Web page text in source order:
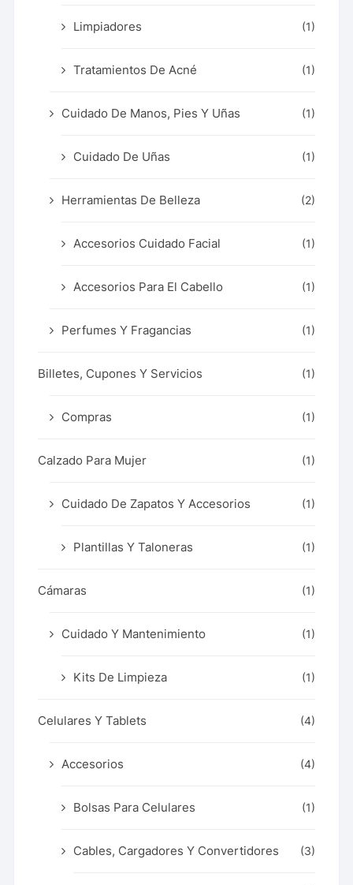
Limpiadores (1)
Tratamientos De Acné (1)
Cuidado De Manos, Pies Y Uñas (1)
Cuidado De Uñas (1)
Herramientas De Belleza (2)
Accesorios Cuidado Facial (1)
Accesorios Para El Cabello (1)
Perfumes Y Fragancias (1)
Billetes, Cupones Y Servicios (1)
Compras (1)
Calzado Para Mujer (1)
Cuidado De Zapatos Y Accesorios (1)
Plantillas Y Taloneras (1)
Cámaras (1)
Cuidado Y Mantenimiento (1)
Kits De Limpieza (1)
Celulares Y Tablets (4)
Accesorios (4)
Bolsas Para Celulares (1)
Cables, Cargadores Y Convertidores (3)